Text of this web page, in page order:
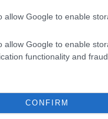
allow Google to enable
allow Google to enable
functionality and
CONFIRM